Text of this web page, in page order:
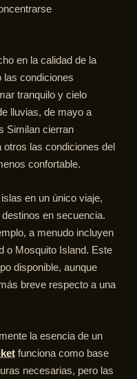
en la calidad de la
las condiciones
tranquilo y cielo
lluvias, de mayo a
Similan cierran
las condiciones del
confortable.
en un único viaje,
en secuencia.
a menudo incluyen
o Mosquito Island. Este
disponible, aunque
breve respecto a una
la esencia de un
funciona como base
necesarias, pero las